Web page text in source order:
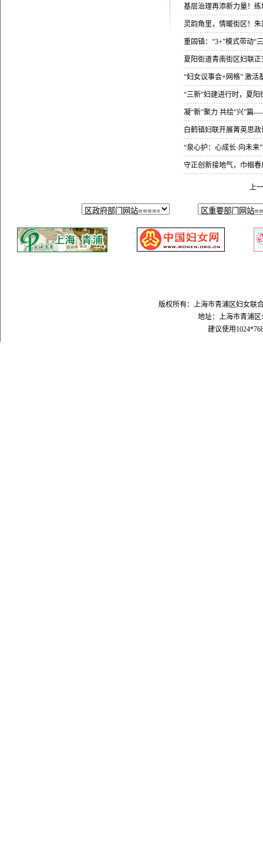
基层治理再添新力量！
灵韵角里，情暖街区！
重固镇：“3+”模式带动“
夏阳街道青南街区妇联
“妇女议事会+网格” 激活
“三新”妇建进行时，夏
凝“新”聚力 共绘“兴”篇
白鹤镇妇联开展菁英思
“泉心护：心成长·向未
守正创新接地气，巾帼
上
版权所有：上海市青浦区妇女联合
地址：上海市青浦区
建议使用